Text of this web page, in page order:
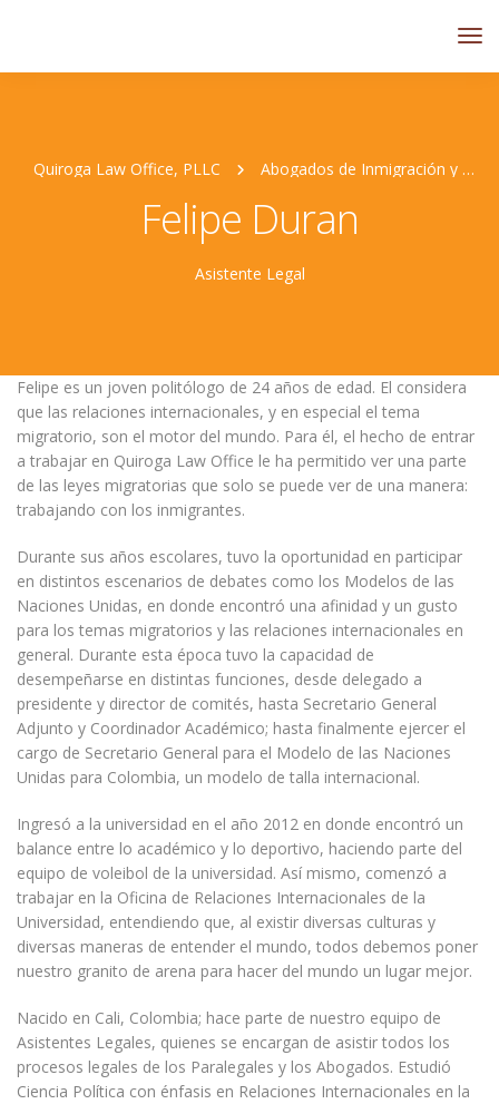
Quiroga Law Office, PLLC Abogados de Inmigración y Personal Jurídico
Felipe Duran
Asistente Legal
Felipe es un joven politólogo de 24 años de edad. El considera
que las relaciones internacionales, y en especial el tema
migratorio, son el motor del mundo. Para él, el hecho de entrar
a trabajar en Quiroga Law Office le ha permitido ver una parte
de las leyes migratorias que solo se puede ver de una manera:
trabajando con los inmigrantes.
Durante sus años escolares, tuvo la oportunidad en participar
en distintos escenarios de debates como los Modelos de las
Naciones Unidas, en donde encontró una afinidad y un gusto
para los temas migratorios y las relaciones internacionales en
general. Durante esta época tuvo la capacidad de
desempeñarse en distintas funciones, desde delegado a
presidente y director de comités, hasta Secretario General
Adjunto y Coordinador Académico; hasta finalmente ejercer el
cargo de Secretario General para el Modelo de las Naciones
Unidas para Colombia, un modelo de talla internacional.
Ingresó a la universidad en el año 2012 en donde encontró un
balance entre lo académico y lo deportivo, haciendo parte del
equipo de voleibol de la universidad. Así mismo, comenzó a
trabajar en la Oficina de Relaciones Internacionales de la
Universidad, entendiendo que, al existir diversas culturas y
diversas maneras de entender el mundo, todos debemos poner
nuestro granito de arena para hacer del mundo un lugar mejor.
Nacido en Cali, Colombia; hace parte de nuestro equipo de
Asistentes Legales, quienes se encargan de asistir todos los
procesos legales de los Paralegales y los Abogados. Estudió
Ciencia Política con énfasis en Relaciones Internacionales en la